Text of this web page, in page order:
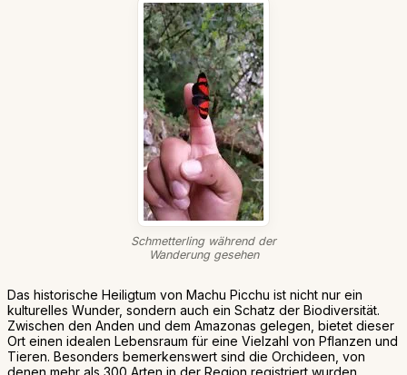
Schmetterling während der
Wanderung gesehen
Das historische Heiligtum von Machu Picchu ist nicht nur ein
kulturelles Wunder, sondern auch ein Schatz der Biodiversität.
Zwischen den Anden und dem Amazonas gelegen, bietet dieser
Ort einen idealen Lebensraum für eine Vielzahl von Pflanzen und
Tieren. Besonders bemerkenswert sind die Orchideen, von
denen mehr als 300 Arten in der Region registriert wurden.